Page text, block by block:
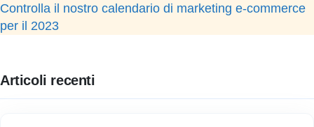
Controlla il nostro calendario di marketing e-commerce
per il 2023
Articoli recenti